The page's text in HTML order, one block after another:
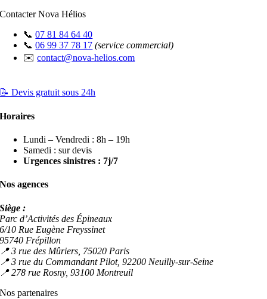
Contacter Nova Hélios
📞07 81 84 64 40
📞06 99 37 78 17 (service commercial)
✉️contact@nova-helios.com
📝 Devis gratuit sous 24h
Horaires
Lundi – Vendredi : 8h – 19h
Samedi : sur devis
Urgences sinistres : 7j/7
Nos agences
Siège :
Parc d’Activités des Épineaux
6/10 Rue Eugène Freyssinet
95740 Frépillon
📍 3 rue des Mûriers, 75020 Paris
📍 3 rue du Commandant Pilot, 92200 Neuilly-sur-Seine
📍 278 rue Rosny, 93100 Montreuil
Nos partenaires